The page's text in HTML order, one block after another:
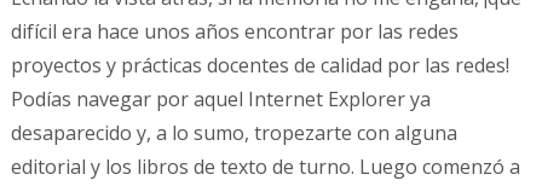
difícil era hace unos años encontrar por las redes
proyectos y prácticas docentes de calidad por las redes!
Podías navegar por aquel Internet Explorer ya
desaparecido y, a lo sumo, tropezarte con alguna
editorial y los libros de texto de turno. Luego comenzó a